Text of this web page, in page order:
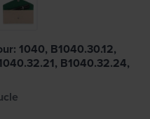
1040, B1040.30.12,
B1040.32.24,